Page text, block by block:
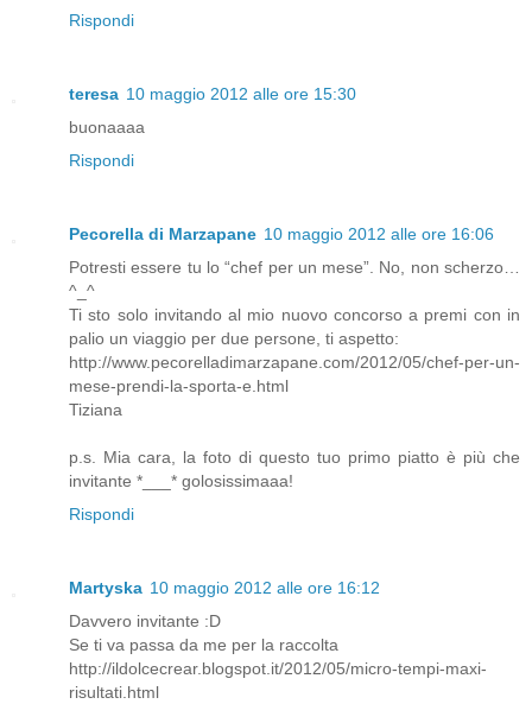
Rispondi
teresa 10 maggio 2012 alle ore 15:30
buonaaaa
Rispondi
Pecorella di Marzapane 10 maggio 2012 alle ore 16:06
Potresti essere tu lo “chef per un mese”. No, non scherzo…
^_^
Ti sto solo invitando al mio nuovo concorso a premi con in
palio un viaggio per due persone, ti aspetto:
http://www.pecorelladimarzapane.com/2012/05/chef-per-un-
mese-prendi-la-sporta-e.html
Tiziana
p.s. Mia cara, la foto di questo tuo primo piatto è più che
invitante *___* golosissimaaa!
Rispondi
Martyska 10 maggio 2012 alle ore 16:12
Davvero invitante :D
Se ti va passa da me per la raccolta
http://ildolcecrear.blogspot.it/2012/05/micro-tempi-maxi-
risultati.html